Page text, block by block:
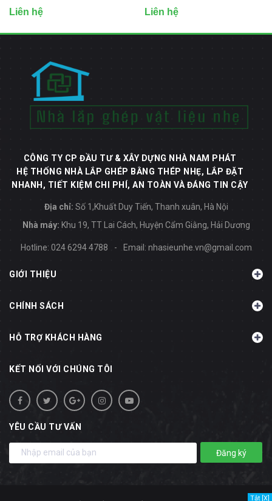
Liên hệ Liên hệ
CÔNG TY CP ĐẦU TƯ & XÂY DỰNG NHÀ NAM PHÁT
HỆ THỐNG NHÀ LẮP GHÉP BẰNG THÉP NHẸ, LẮP ĐẶT
NHANH, TIẾT KIỆM CHI PHÍ, AN TOÀN VÀ ĐÁNG TIN CẬY
Địa chỉ: Số 1,Khuất Duy Tiến, Thanh xuân, Hà Nội
Nhà máy: Khu 19, TT Lai Cách, Huyện Cẩm Giằng, Hải Dương
Hotline: 024 6294 4788 - Email: nhasieunhe.vn@gmail.com
GIỚI THIỆU
CHÍNH SÁCH
HỖ TRỢ KHÁCH HÀNG
KẾT NỐI VỚI CHÚNG TÔI
YÊU CẦU TƯ VẤN
Đăng ký
Tắt [X]